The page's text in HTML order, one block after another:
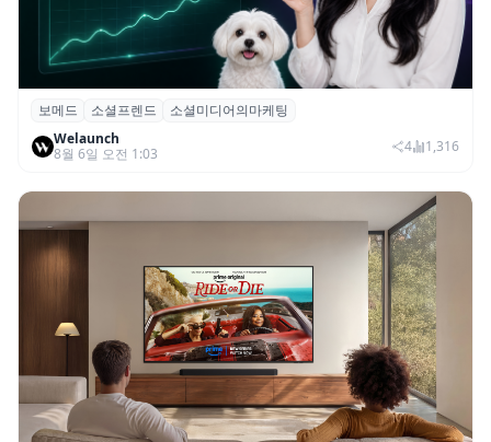
보메드 ‘소셜프렌드’, 유튜브·인스타 등 6개
SNS 마케팅 통합 지원
보메드 소셜프렌드
소셜미디어의마케팅
Welaunch
8월 6일 오전 1:03
4 1,316